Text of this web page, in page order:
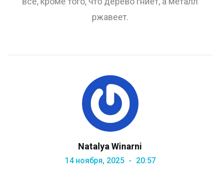
ржавеет.
Natalya Winarni
14 ноября, 2025 20:57